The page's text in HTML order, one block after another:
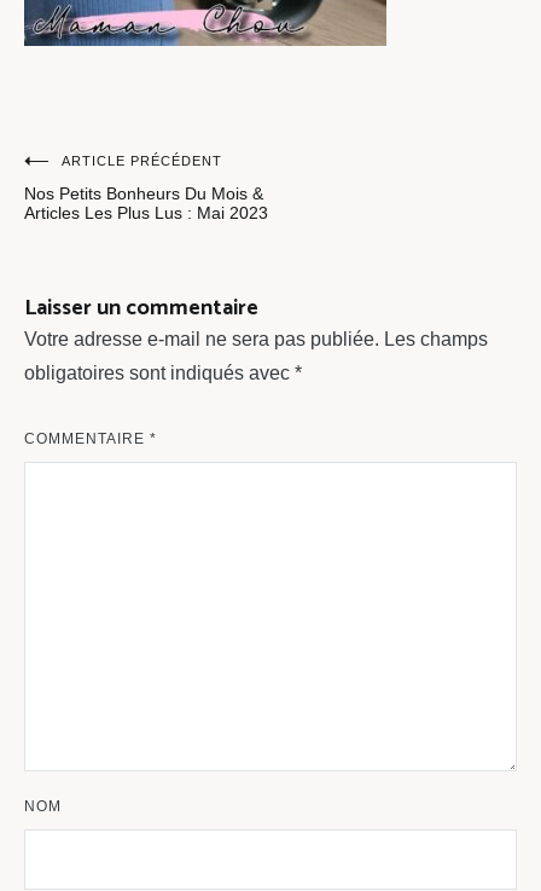
Navigation
de
ARTICLE PRÉCÉDENT
Nos Petits Bonheurs Du Mois &
Articles Les Plus Lus : Mai 2023
Laisser un commentaire
Votre adresse e-mail ne sera pas publiée. Les champs
obligatoires sont indiqués avec *
COMMENTAIRE *
NOM